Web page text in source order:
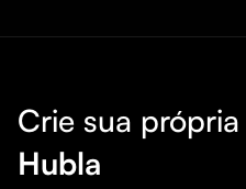
Crie sua
Hubla